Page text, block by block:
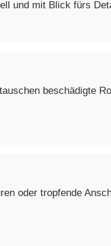
und mit Blick fürs
beschädigte
oder tropfende